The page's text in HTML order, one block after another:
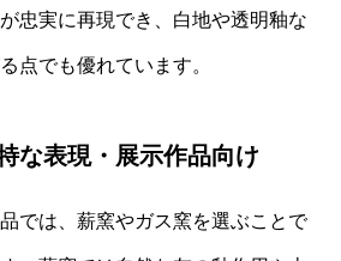
忠実に再現でき、白地や透明釉な
点でも優れています。
な表現・展示作品向け
では、薪窯やガス窯を選ぶことで